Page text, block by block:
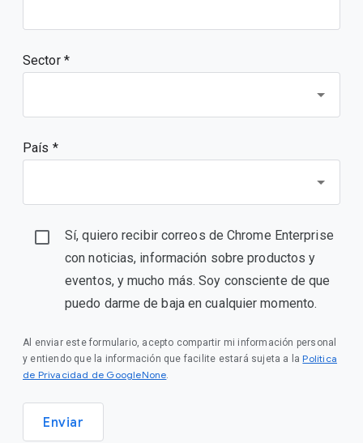
Sector *
País *
Sí, quiero recibir correos de Chrome Enterprise
con noticias, información sobre productos y
eventos, y mucho más. Soy consciente de que
puedo darme de baja en cualquier momento.
Al enviar este formulario, acepto compartir mi información personal
y entiendo que la información que facilite estará sujeta a la Política
de Privacidad de GoogleNone.
Enviar